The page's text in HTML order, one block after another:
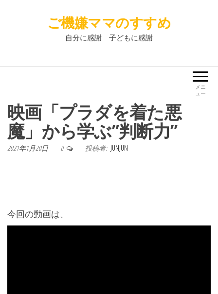
ご機嫌ママのすすめ
自分に感謝 子どもに感謝
メニ
ュー
映画「プラダを着た悪
魔」から学ぶ”判断力”
2021年1月20日 0 投稿者: JUNJUN
今回の動画は、